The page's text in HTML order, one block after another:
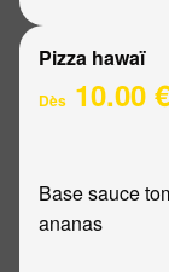
Pizza hawaï
Dès 10.00 €
Base sauce
ananas